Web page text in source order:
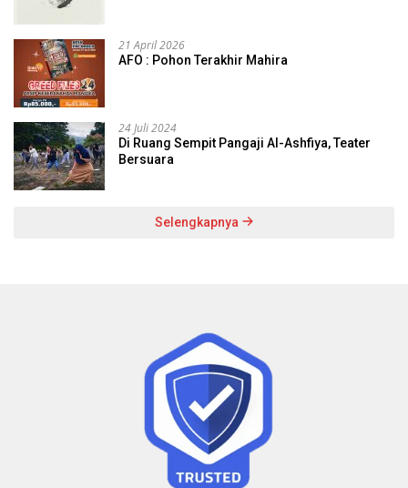
21 April 2026
AFO : Pohon Terakhir Mahira
24 Juli 2024
Di Ruang Sempit Pangaji Al-Ashfiya, Teater
Bersuara
Selengkapnya